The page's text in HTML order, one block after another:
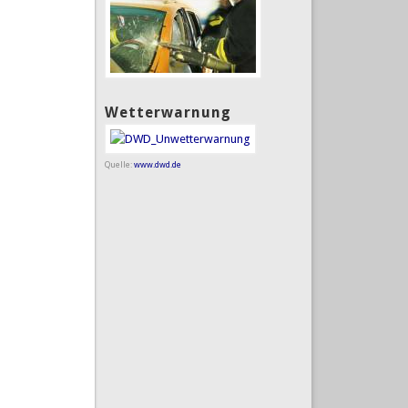
Wetterwarnung
Quelle: www.dwd.de